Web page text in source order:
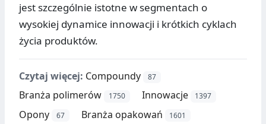
jest szczególnie istotne w segmentach o
wysokiej dynamice innowacji i krótkich cyklach
życia produktów.
Czytaj więcej: Compoundy 87
Branża polimerów 1750 Innowacje 1397
Opony 67 Branża opakowań 1601